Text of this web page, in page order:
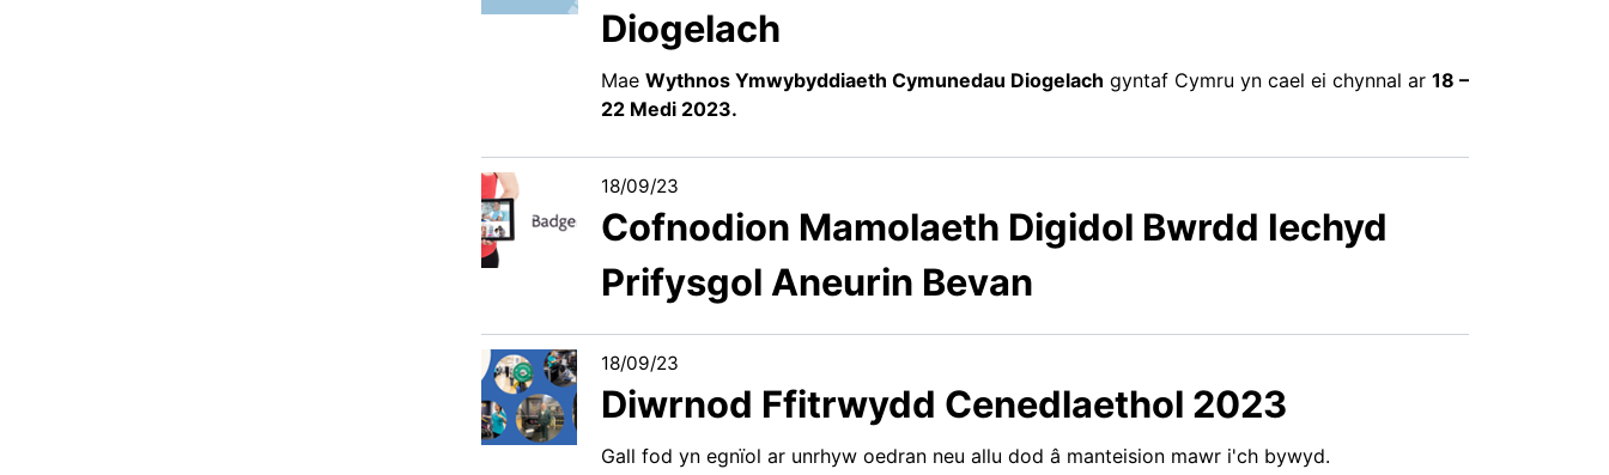
Diogelach
Mae Wythnos Ymwybyddiaeth Cymunedau Diogelach gyntaf Cymru yn cael ei chynnal ar 18 –
22 Medi 2023.
18/09/23
Cofnodion Mamolaeth Digidol Bwrdd Iechyd
Prifysgol Aneurin Bevan
18/09/23
Diwrnod Ffitrwydd Cenedlaethol 2023
Gall fod yn egnïol ar unrhyw oedran neu allu dod â manteision mawr i'ch bywyd.